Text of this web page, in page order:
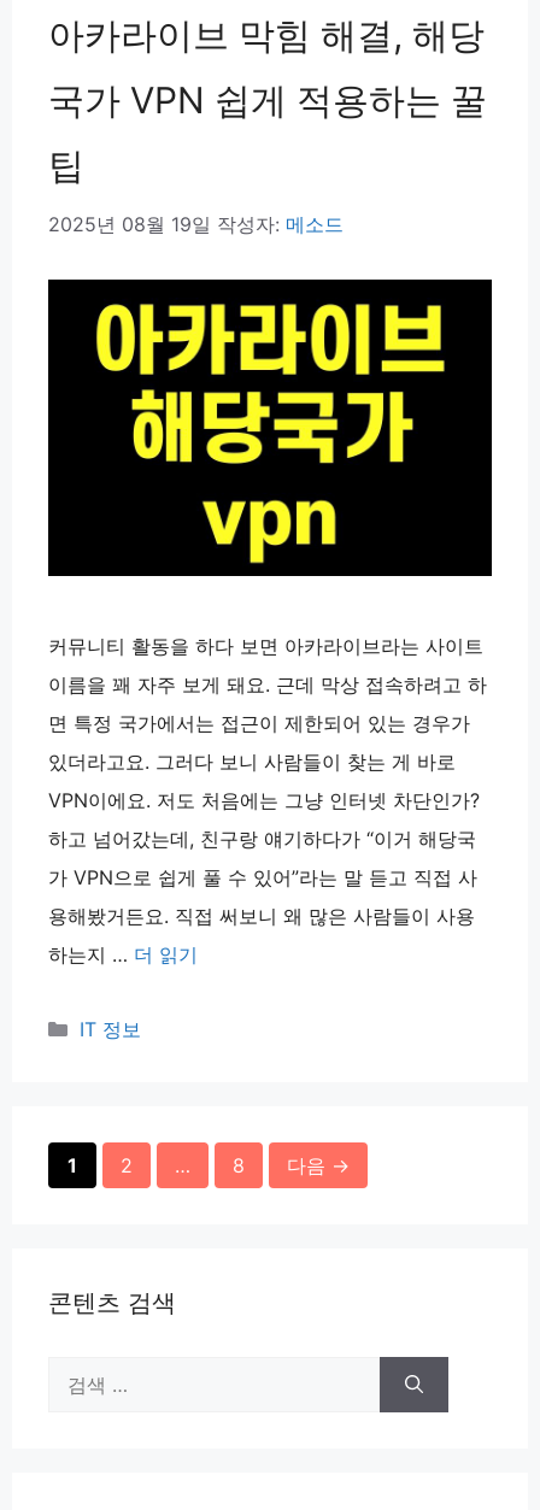
아카라이브 막힘 해결, 해당
국가 VPN 쉽게 적용하는 꿀
팁
2025년 08월 19일 작성자: 메소드
커뮤니티 활동을 하다 보면 아카라이브라는 사이트
이름을 꽤 자주 보게 돼요. 근데 막상 접속하려고 하
면 특정 국가에서는 접근이 제한되어 있는 경우가
있더라고요. 그러다 보니 사람들이 찾는 게 바로
VPN이에요. 저도 처음에는 그냥 인터넷 차단인가?
하고 넘어갔는데, 친구랑 얘기하다가 “이거 해당국
가 VPN으로 쉽게 풀 수 있어”라는 말 듣고 직접 사
용해봤거든요. 직접 써보니 왜 많은 사람들이 사용
하는지 … 더 읽기
카
IT 정보
페
1
페
2 …
페
8 다음 →
콘텐츠 검색